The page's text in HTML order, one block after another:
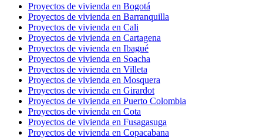
Proyectos de vivienda en Bogotá
Proyectos de vivienda en Barranquilla
Proyectos de vivienda en Cali
Proyectos de vivienda en Cartagena
Proyectos de vivienda en Ibagué
Proyectos de vivienda en Soacha
Proyectos de vivienda en Villeta
Proyectos de vivienda en Mosquera
Proyectos de vivienda en Girardot
Proyectos de vivienda en Puerto Colombia
Proyectos de vivienda en Cota
Proyectos de vivienda en Fusagasuga
Proyectos de vivienda en Copacabana